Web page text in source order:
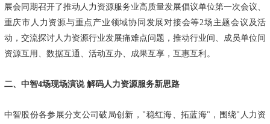
展会同期召开了推动人力资源服务业高质量发展倡议单位第一次会议、
重庆市人力资源与重点产业领域协同发展对接会等2场主题会议及活
动，交流探讨人力资源行业发展痛难点问题，推动行业间、成员单位间
资源互用、数据互通、活动互办、成果互享，互惠互利。
二、中智4场现场演说 解码人力资源服务新思路
中智股份各参展分支公司破局创新，"稳红海、拓蓝海"，围绕"人力资